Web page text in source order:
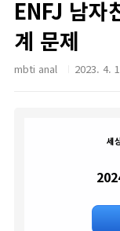
ENFJ 남자
계 문제
mbti anal 2023. 4.
세